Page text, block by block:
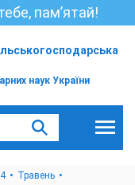
пам’ятай!
наук України
Травень